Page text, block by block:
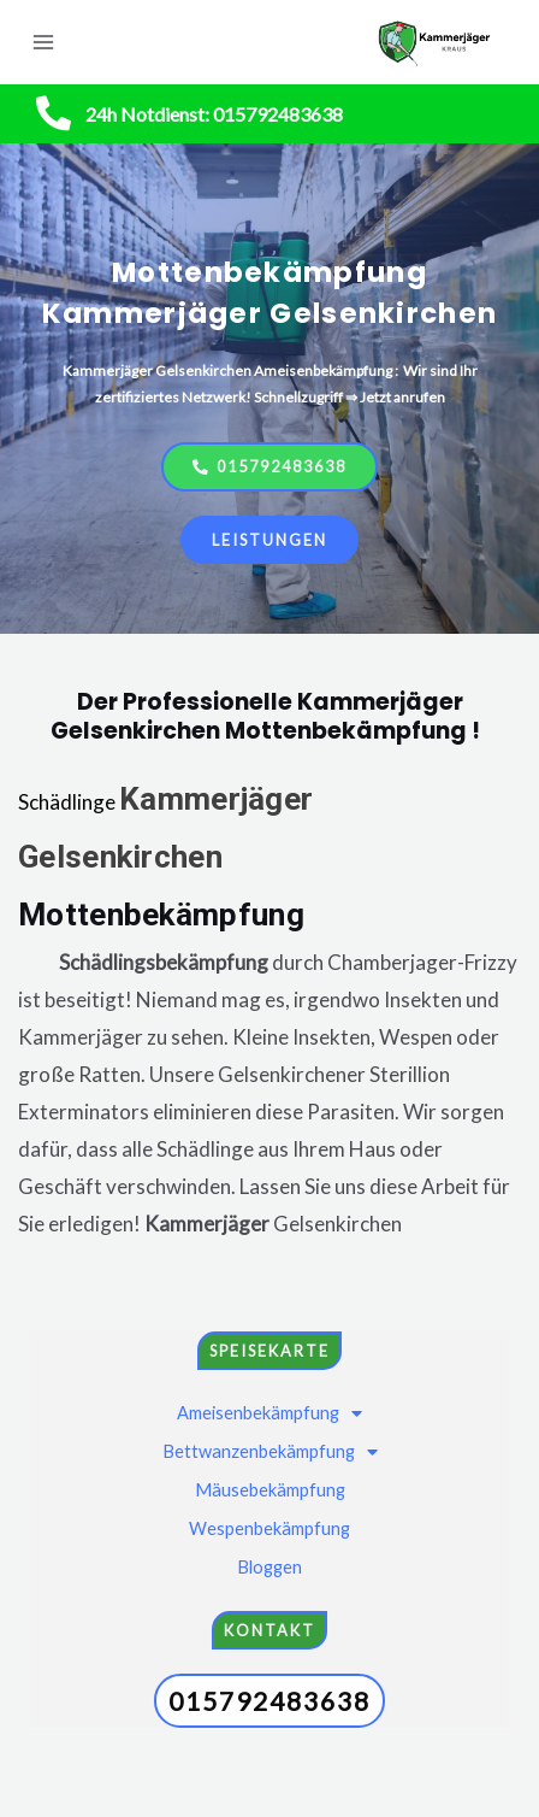
24h Notdienst: 015792483638
Mottenbekämpfung
Kammerjäger Gelsenkirchen
KammerjägerGelsenkirchenAmeisenbekämpfung : Wir sind Ihr
zertifiziertes Netzwerk! Schnellzugriff ⇒ Jetzt anrufen
015792483638
LEISTUNGEN
SPEISEKARTE
Ameisenbekämpfung
Bettwanzenbekämpfung
Mäusebekämpfung
Wespenbekämpfung
Bloggen
KONTAKT
015792483638
Der Professionelle Kammerjäger
Gelsenkirchen Mottenbekämpfung !
Schädlinge Kammerjäger
Gelsenkirchen
Mottenbekämpfung
Schädlingsbekämpfungdurch Chamberjager-Frizzy
ist beseitigt! Niemand mag es, irgendwo Insekten und
Kammerjäger zu sehen. Kleine Insekten, Wespen oder
große Ratten. UnsereGelsenkirchenerSterillion
Exterminators eliminieren diese Parasiten. Wir sorgen
dafür, dass alle Schädlinge aus Ihrem Haus oder
Geschäft verschwinden. Lassen Sie uns diese Arbeit für
Sie erledigen! KammerjägerGelsenkirchen